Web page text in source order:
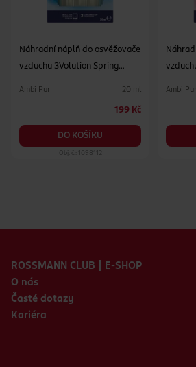
Náhradní náplň do osvěžovače
vzduchu 3Volution Spring
Ambi Pur 20 ml
199 Kč
DO KOŠÍKU
Obj. č.: 1098112
Ambi Pur
ROSSMANN CLUB | E-SHOP
O nás
Časté dotazy
Kariéra